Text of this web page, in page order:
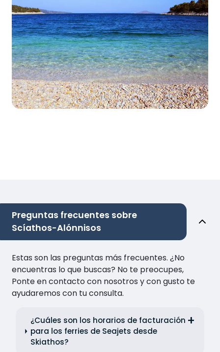
Preguntas frecuentes sobre
Scíathos-Alónnisos
Estas son las preguntas más frecuentes. ¿No
encuentras lo que buscas? No te preocupes,
Ponte en contacto con nosotros y con gusto te
ayudaremos con tu consulta.
¿Cuáles son los horarios de facturación
para los ferries de Seajets desde
Skiathos?